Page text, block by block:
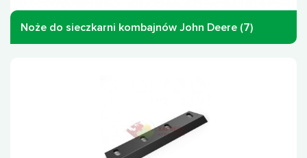
Noże do sieczkarni kombajnów John Deere (7)